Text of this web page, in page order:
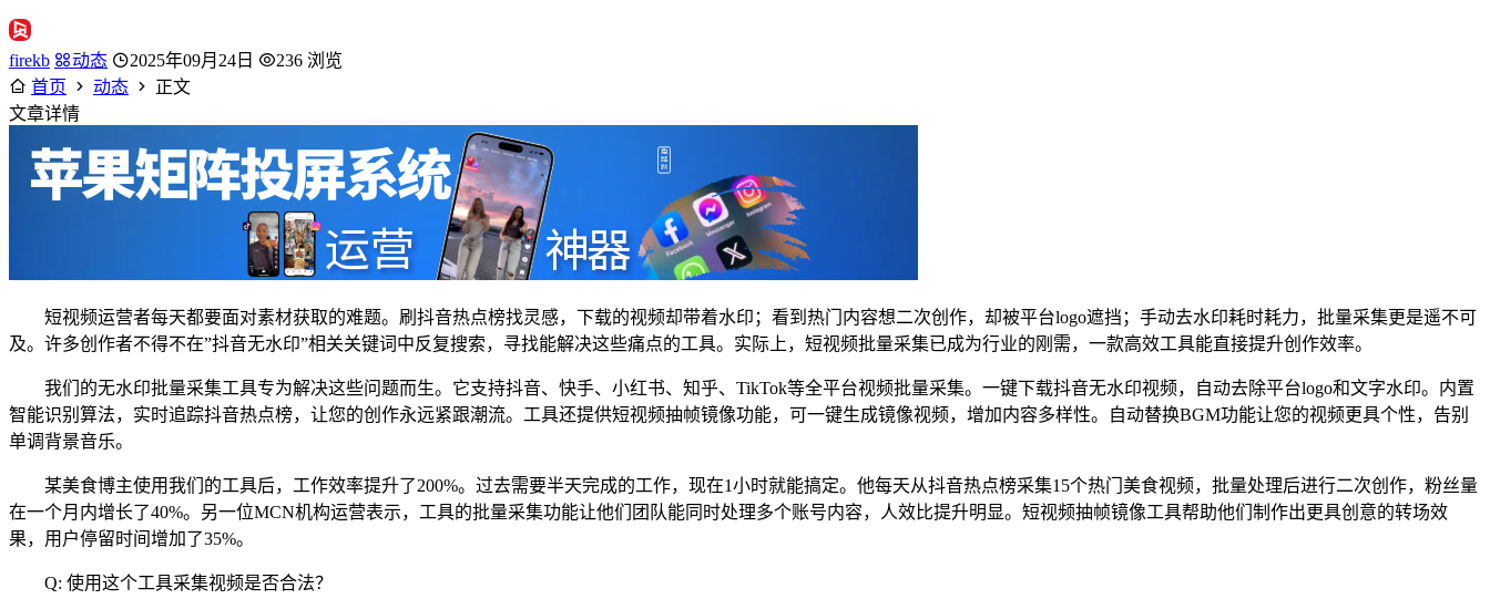
firekb 动态 2025年09月24日
236 浏览
首页
动态
正文
文章详情
短视频运营者每天都要面对素材获取的难题。刷抖音热点榜找灵感，下载的视频却带着水印；看到热门内容想二次创作，却被平台logo遮挡；手动去水印耗时耗力，批量采集更是遥不可
及。许多创作者不得不在”抖音无水印”相关关键词中反复搜索，寻找能解决这些痛点的工具。实际上，短视频批量采集已成为行业的刚需，一款高效工具能直接提升创作效率。
我们的无水印批量采集工具专为解决这些问题而生。它支持抖音、快手、小红书、知乎、TikTok等全平台视频批量采集。一键下载抖音无水印视频，自动去除平台logo和文字水印。内置
智能识别算法，实时追踪抖音热点榜，让您的创作永远紧跟潮流。工具还提供短视频抽帧镜像功能，可一键生成镜像视频，增加内容多样性。自动替换BGM功能让您的视频更具个性，告别
单调背景音乐。
某美食博主使用我们的工具后，工作效率提升了200%。过去需要半天完成的工作，现在1小时就能搞定。他每天从抖音热点榜采集15个热门美食视频，批量处理后进行二次创作，粉丝量
在一个月内增长了40%。另一位MCN机构运营表示，工具的批量采集功能让他们团队能同时处理多个账号内容，人效比提升明显。短视频抽帧镜像工具帮助他们制作出更具创意的转场效
果，用户停留时间增加了35%。
Q: 使用这个工具采集视频是否合法？